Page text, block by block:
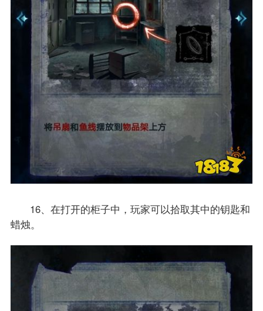
16、在打开的柜子中，玩家可以拾取其中的钥匙和
蜡烛。